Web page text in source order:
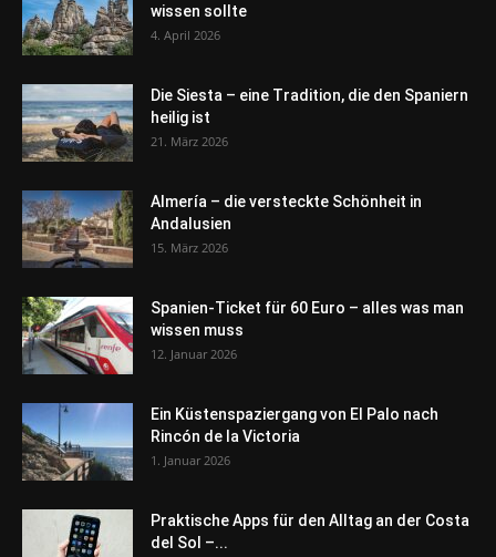
wissen sollte
4. April 2026
Die Siesta – eine Tradition, die den Spaniern
heilig ist
21. März 2026
Almería – die versteckte Schönheit in
Andalusien
15. März 2026
Spanien-Ticket für 60 Euro – alles was man
wissen muss
12. Januar 2026
Ein Küstenspaziergang von El Palo nach
Rincón de la Victoria
1. Januar 2026
Praktische Apps für den Alltag an der Costa
del Sol –...